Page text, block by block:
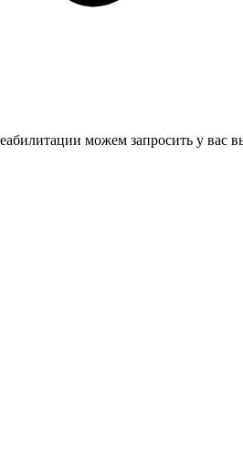
можем запросить у вас